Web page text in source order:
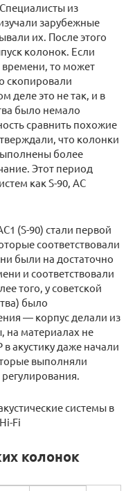
из
зарубежные
их. После этого
колонок. Если
то может
скопировали
деле это не так, и в
было немало
сравнить похожие
что колонки
более
Этот период
как S-90, АС
(S-90) стали первой
соответствовали
были на достаточно
и соответствовали
того, у советской
было
— корпус делали из
на материалах не
акустику даже начали
выполняли
системы в
Fi
колонок